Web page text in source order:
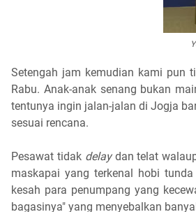
Setengah jam kemudian kami pun
Rabu. Anak-anak senang bukan
tentunya ingin jalan-jalan di Jogja
sesuai rencana.
Pesawat tidak delaydan telat
maskapai yang terkenal hobi
kesah para penumpang yang
bagasinya" yang menyebalkan